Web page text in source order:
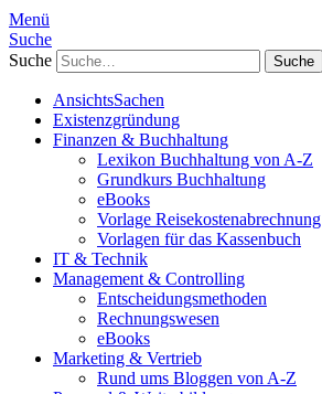
Menü
Suche
Suche
AnsichtsSachen
Existenzgründung
Finanzen & Buchhaltung
Lexikon Buchhaltung von A-Z
Grundkurs Buchhaltung
eBooks
Vorlage Reisekostenabrechnung
Vorlagen für das Kassenbuch
IT & Technik
Management & Controlling
Entscheidungsmethoden
Rechnungswesen
eBooks
Marketing & Vertrieb
Rund ums Bloggen von A-Z